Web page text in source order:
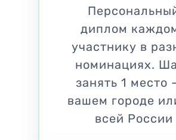
диплом
участнику в
номинациях.
занять 1 место
вашем городе
всей России